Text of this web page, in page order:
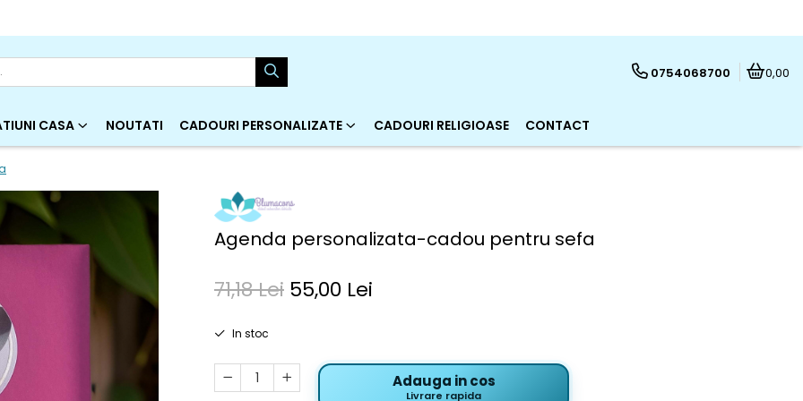
0754068700 0,00
CASA NOUTATI CADOURI PERSONALIZATE CADOURI RELIGIOASE CONTACT
Agenda personalizata-cadou pentru sefa
71,18 Lei 55,00 Lei
In stoc
Adauga in cos
Livrare rapida